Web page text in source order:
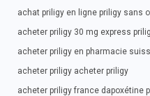
achat priligy en ligne priligy sans
acheter priligy 30 mg express
acheter priligy en pharmacie
acheter priligy acheter priligy
acheter priligy france dapoxétine